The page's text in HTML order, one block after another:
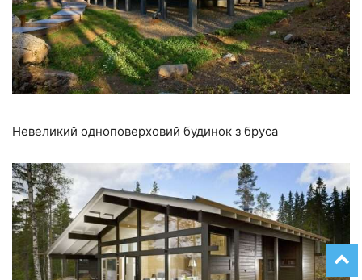
Невеликий одноповерховий будинок з бруса